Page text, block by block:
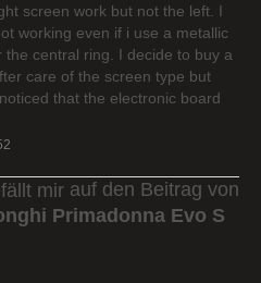
screen work but not the left. I
working even if i use a metallic
the central ring. I decide to buy a
care of the screen type but
that the electronic board
auf den Beitrag von
Primadonna Evo S